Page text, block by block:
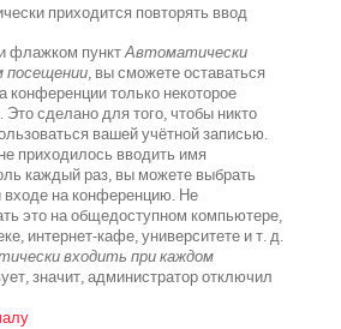
приходится повторять ввод
флажком пунктАвтоматически
посещении, вы сможете оставаться
конференции только некоторое
Это сделано для того, чтобы никто
вашей учётной записью.
приходилось вводить имя
каждый раз, вы можете выбрать
входе на конференцию. Не
это на общедоступном компьютере,
интернет-кафе, университете и т. д.
входить при каждом
значит, администратор отключил